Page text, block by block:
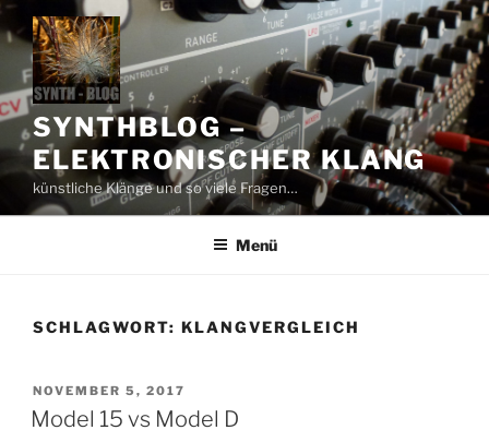
Zum
Inhalt
springen
SYNTHBLOG –
ELEKTRONISCHER KLANG
künstliche Klänge und so viele Fragen…
Menü
SCHLAGWORT: KLANGVERGLEICH
VERÖFFENTLICHT
AM
NOVEMBER 5, 2017
Model 15 vs Model D